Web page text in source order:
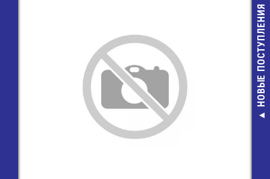
SM6T22CA
20,00 руб.
НОВЫЕ ПОСТУПЛЕНИЯ